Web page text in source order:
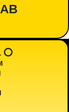
⭕️